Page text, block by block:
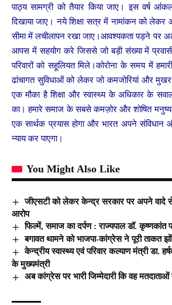
पाठ्य सामग्री को तैयार किया जाए। इस वर्ष
दिखाया जाए। नये शिक्षा सत्र में नामांकन को
सीमा में लचीलापन रखा जाए।आवश्यकता पड़ने पर
आपस में सहयोग करे जिससे जो बड़ी संख्या में
परिवारों को सहूलियत मिले।कोरोना के समय में
ढांचागत सुविधाओं को लेकर जो कमजोरियां और
एक मौका है शिक्षा और स्वास्थ्य के अधिकार के
का। हमारे समाज के सबसे कमज़ोर और शोषित मनुष्य
एक सार्थक प्रयास होगा और भारत अपने
न्याय कर पाएगा।
You Might Also Like
जीएसटी को लेकर केन्द्र सरकार पर अपने वादे
आरोप
फिल्में, समाज का दर्पण : राज्यपाल डॉ. कृष्णकांत
बगावत थामने को भाजपा-कांग्रेस ने पूरी ताकत
केन्द्रीय स्वास्थ्य एवं परिवार कल्याण मंत्री डा.
के मुख्यमंत्री
अब कांग्रेस पर भारी जिम्मेदारी कि वह